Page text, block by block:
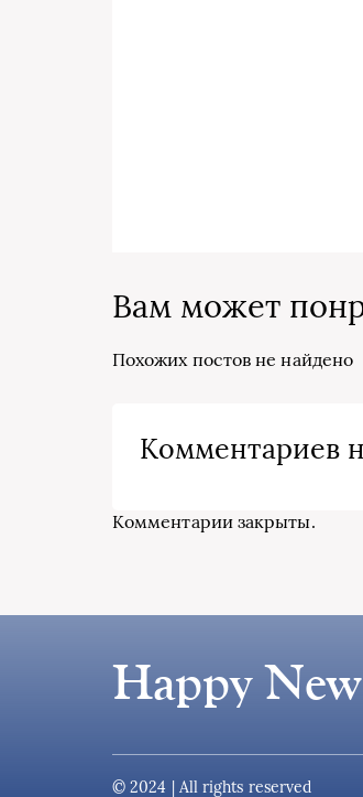
Вам может
Похожих постов не найдено
Комментариев
Комментарии закрыты.
Happy
© 2024 | All rights reserved